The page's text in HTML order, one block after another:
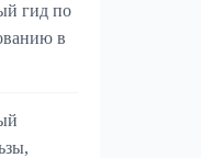
гид по
в